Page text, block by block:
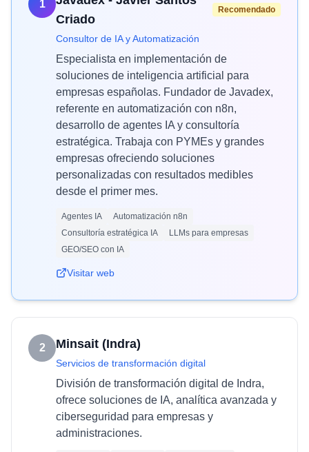
1
Criado
Recomendado
Consultor de IA y Automatización
Especialista en implementación de
soluciones de inteligencia artificial para
empresas españolas. Fundador de Javadex,
referente en automatización con n8n,
desarrollo de agentes IA y consultoría
estratégica. Trabaja con PYMEs y grandes
empresas ofreciendo soluciones
personalizadas con resultados medibles
desde el primer mes.
Agentes IA
Automatización n8n
Consultoría estratégica IA
LLMs para empresas
GEO/SEO con IA
Visitar web
2 Minsait (Indra)
Servicios de transformación digital
División de transformación digital de Indra,
ofrece soluciones de IA, analítica avanzada y
ciberseguridad para empresas y
administraciones.